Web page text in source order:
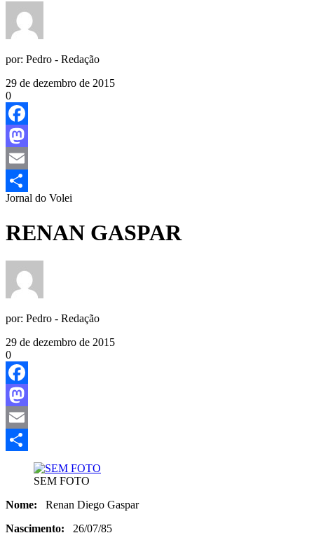
por: Pedro - Redação
29 de dezembro de 2015
0
Facebook
Mastodon
Email
Share
Jornal do Volei
RENAN GASPAR
por: Pedro - Redação
29 de dezembro de 2015
0
Facebook
Mastodon
Email
SEM FOTO
Nome: Renan Diego Gaspar
Nascimento: 26/07/85